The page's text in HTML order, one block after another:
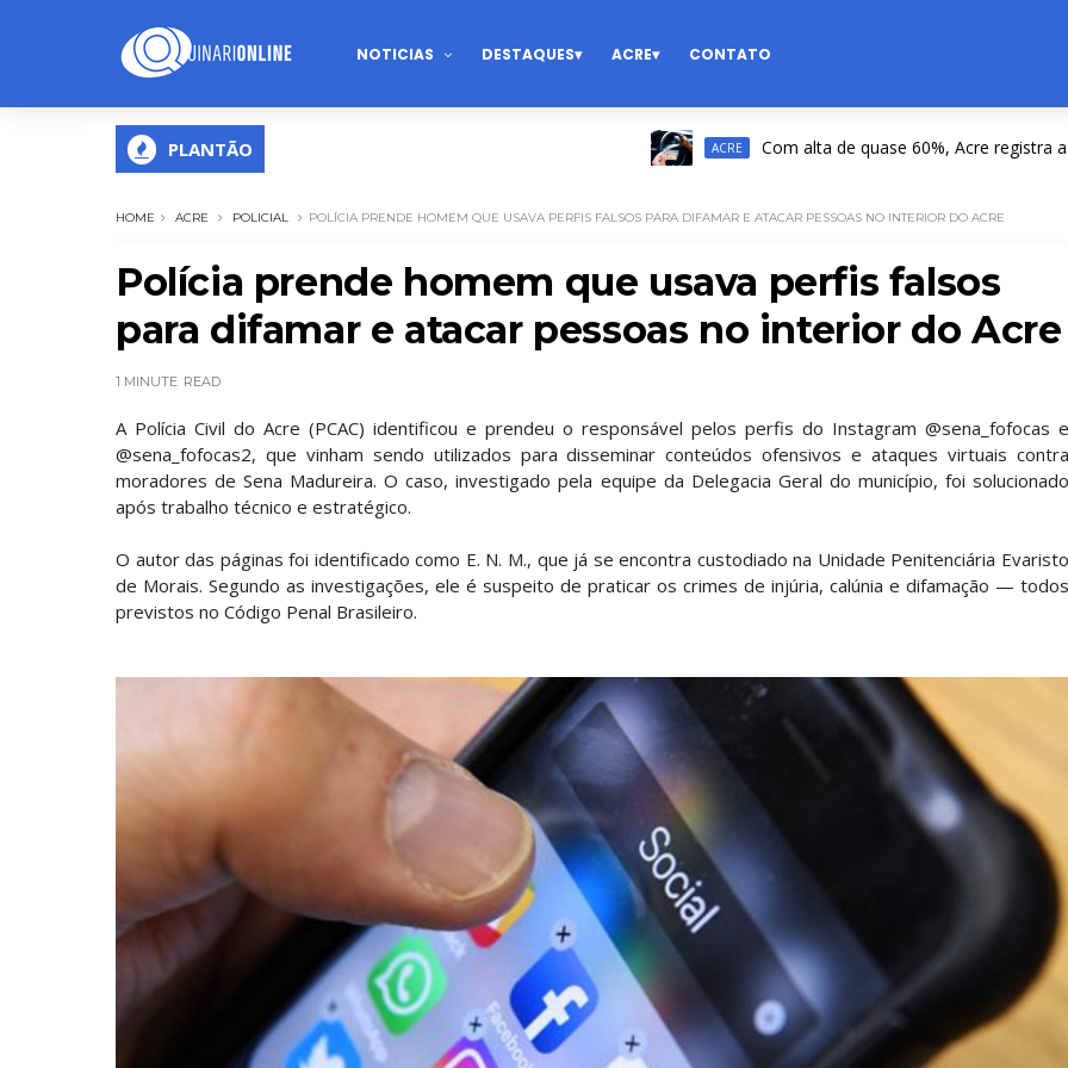
NOTICIAS DESTAQUES ACRE CONTATO
PLANTÃO ACRE Com alta de quase 60%, Acre registra a 2ª
HOME ACRE POLICIAL POLÍCIA PRENDE HOMEM QUE USAVA PERFIS FALSOS PARA DIFAMAR E ATACAR PESSOAS NO INTERIOR DO ACRE
Polícia prende homem que usava perfis falsos
para difamar e atacar pessoas no interior do Acre
1 MINUTE READ
A Polícia Civil do Acre (PCAC) identificou e prendeu o responsável pelos perfis do Instagram @sena_fofocas e
@sena_fofocas2, que vinham sendo utilizados para disseminar conteúdos ofensivos e ataques virtuais contra
moradores de Sena Madureira. O caso, investigado pela equipe da Delegacia Geral do município, foi solucionado
após trabalho técnico e estratégico.
O autor das páginas foi identificado como E. N. M., que já se encontra custodiado na Unidade Penitenciária Evaristo
de Morais. Segundo as investigações, ele é suspeito de praticar os crimes de injúria, calúnia e difamação — todos
previstos no Código Penal Brasileiro.